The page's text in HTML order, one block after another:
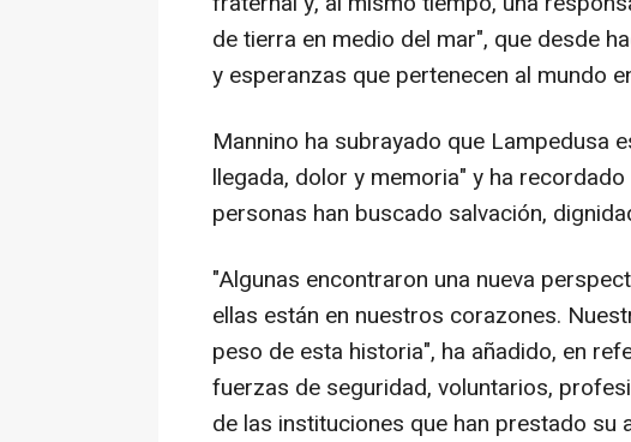
de tierra en medio del mar", que desde
y esperanzas que pertenecen al mundo
Mannino ha subrayado que Lampedusa
llegada, dolor y memoria" y ha
personas han buscado salvación,
"Algunas encontraron una nueva
ellas están en nuestros corazones.
peso de esta historia", ha añadido, en
fuerzas de seguridad, voluntarios,
de las instituciones que han prestado su